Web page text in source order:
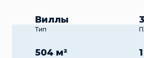
Виллы
Тип
504 м²